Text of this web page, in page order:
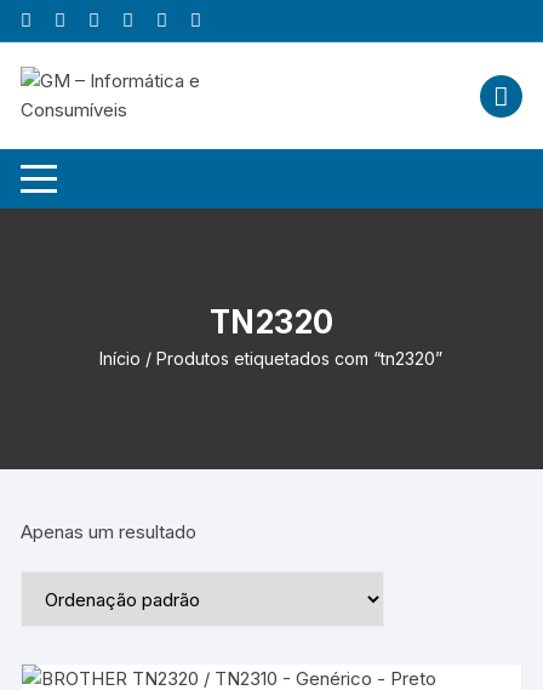
Skip
to
content
TN2320
Início / Produtos etiquetados com “tn2320”
Apenas um resultado